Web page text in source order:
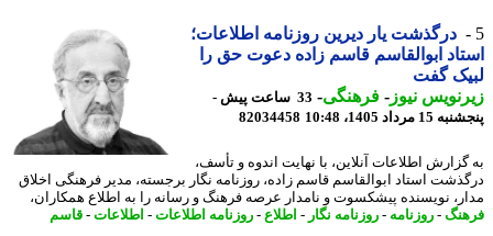
درگذشت یار دیرین روزنامه اطلاعات؛
ابوالقاسم قاسم زاده دعوت حق را
گفت
نیوز-فرهنگی-
33 ساعت پیش -
1405، 10:48
82034458
اطلاعات آنلاین، با نهایت اندوه و تأسف،
استاد ابوالقاسم قاسم زاده، روزنامه نگار برجسته، مدیر فرهنگی اخلاق
نویسنده پیشکسوت و نامدار عرصه فرهنگ و رسانه را به اطلاع همکاران،
-روزنامه -روزنامه نگار -اطلاع-روزنامه اطلاعات-اطلاعات-قاسم